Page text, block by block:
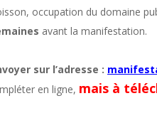
occupation du domaine
avant la manifestation.
sur l’adresse :
en ligne, mais à